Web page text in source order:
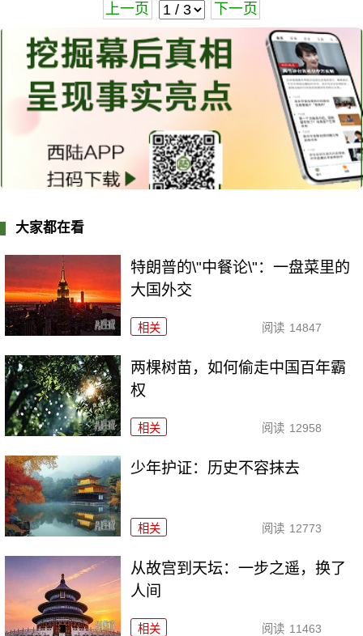
上一页 下一页
大家都在看
特朗普的\"中餐论\"：一盘菜里的
大国外交
相关 阅读 14847
两棵树苗，如何偷走中国百年霸
权
相关 阅读 12958
少年护证：历史不容抹去
相关 阅读 12773
从故宫到天坛：一步之遥，换了
人间
相关 阅读 11463